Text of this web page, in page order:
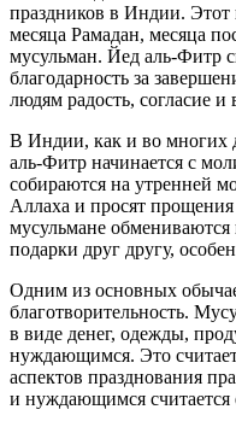
праздников в Индии. Этот
месяца Рамадан, месяца
мусульман. Йед аль-Фитр
благодарность за
людям радость, согласие
В Индии, как и во многих
аль-Фитр начинается с
собираются на утренней
Аллаха и просят прощения
мусульмане обмениваются
подарки друг другу,
Одним из основных
благотворительность.
в виде денег, одежды,
нуждающимся. Это
аспектов празднования
и нуждающимся